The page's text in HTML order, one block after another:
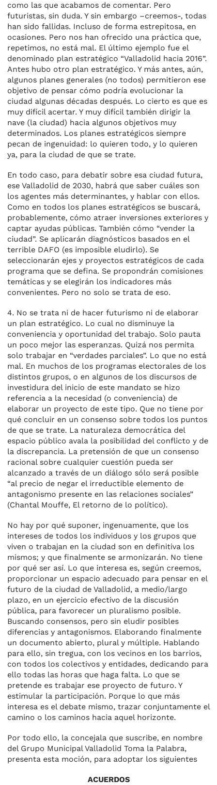
como las que acabamos de comentar. Pero
futuristas, sin duda. Y sin embargo –creemos-, todas
han sido fallidas. Incluso de forma estrepitosa, en
ocasiones. Pero nos han ofrecido una práctica que,
repetimos, no está mal. El último ejemplo fue el
denominado plan estratégico “Valladolid hacia 2016”.
Antes hubo otro plan estratégico. Y más antes, aún,
algunos planes generales (no todos) permitieron ese
objetivo de pensar cómo podría evolucionar la
ciudad algunas décadas después. Lo cierto es que es
muy difícil acertar. Y muy difícil también dirigir la
nave (la ciudad) hacia algunos objetivos muy
determinados. Los planes estratégicos siempre
pecan de ingenuidad: lo quieren todo, y lo quieren
ya, para la ciudad de que se trate.
En todo caso, para debatir sobre esa ciudad futura,
ese Valladolid de 2030, habrá que saber cuáles son
los agentes más determinantes, y hablar con ellos.
Como en todos los planes estratégicos se buscará,
probablemente, cómo atraer inversiones exteriores y
captar ayudas públicas. También cómo “vender la
ciudad”. Se aplicarán diagnósticos basados en el
terrible DAFO (es imposible eludirlo). Se
seleccionarán ejes y proyectos estratégicos de cada
programa que se defina. Se propondrán comisiones
temáticas y se elegirán los indicadores más
convenientes. Pero no solo se trata de eso.
4. No se trata ni de hacer futurismo ni de elaborar
un plan estratégico. Lo cual no disminuye la
conveniencia y oportunidad del trabajo. Solo pauta
un poco mejor las esperanzas. Quizá nos permita
solo trabajar en “verdades parciales”. Lo que no está
mal. En muchos de los programas electorales de los
distintos grupos, o en algunos de los discursos de
investidura del inicio de este mandato se hizo
referencia a la necesidad (o conveniencia) de
elaborar un proyecto de este tipo. Que no tiene por
qué concluir en un consenso sobre todos los puntos
de que se trate. La naturaleza democrática del
espacio público avala la posibilidad del conflicto y de
la discrepancia. La pretensión de que un consenso
racional sobre cualquier cuestión pueda ser
alcanzado a través de un diálogo sólo será posible
“al precio de negar el irreductible elemento de
antagonismo presente en las relaciones sociales”
(Chantal Mouffe, El retorno de lo político).
No hay por qué suponer, ingenuamente, que los
intereses de todos los individuos y los grupos que
viven o trabajan en la ciudad son en definitiva los
mismos; y que finalmente se armonizarán. No tiene
por qué ser así. Lo que interesa es, según creemos,
proporcionar un espacio adecuado para pensar en el
futuro de la ciudad de Valladolid, a medio/largo
plazo, en un ejercicio efectivo de la discusión
pública, para favorecer un pluralismo posible.
Buscando consensos, pero sin eludir posibles
diferencias y antagonismos. Elaborando finalmente
un documento abierto, plural y múltiple. Hablando
para ello, sin tregua, con los vecinos en los barrios,
con todos los colectivos y entidades, dedicando para
ello todas las horas que haga falta. Lo que se
pretende es trabajar ese proyecto de futuro. Y
estimular la participación. Porque lo que más
interesa es el debate mismo, trazar conjuntamente el
camino o los caminos hacia aquel horizonte.
Por todo ello, la concejala que suscribe, en nombre
del Grupo Municipal Valladolid Toma la Palabra,
presenta esta moción, para adoptar los siguientes
ACUERDOS